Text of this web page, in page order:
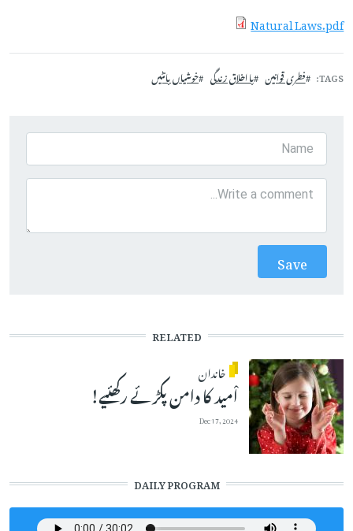
Natural Laws.pdf
TAGS فطری قوانین با اخلاق زندگی خوشیاں بانٹیں
RELATED
خاندان
اْمید کا دامن پکڑئے رکھئیے!
Dec 17, 2024
DAILY PROGRAM